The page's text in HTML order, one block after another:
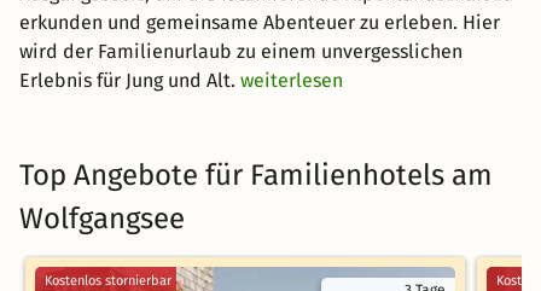
erkunden und gemeinsame Abenteuer zu erleben. Hier
wird der Familienurlaub zu einem unvergesslichen
Erlebnis für Jung und Alt. weiterlesen
Top Angebote für Familienhotels am
Wolfgangsee
Kostenlos stornierbar